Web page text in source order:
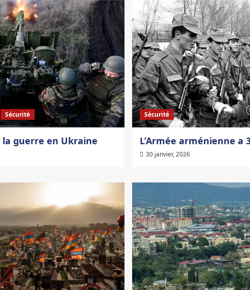
Sécurité
guerre en Ukraine
Sécurité
L’Armée arménienne a
30 janvier, 2026